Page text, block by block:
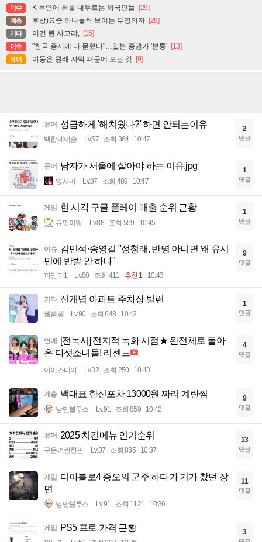
이슈 K 폭염에 혀를 내두르는 외국인들 [29]
계층 후방)요즘 하나둘씩 보이는 투명의자 [28]
기타 이건 뭔 사고랴; [15]
이슈 "한국 증시에 다 묻혔다"…일본 증권가 '분통' [13]
유머 야동은 원래 자막 때문에 보는 것 [9]
유머 성급하게 '해치웠나?' 하면 안되는이유
백합에이슬 Lv.57 조회 364 10:47
2
댓글
유머 남자가 서울에 살아야 하는 이유.jpg
옆사마 Lv.87 조회 489 10:47
1
댓글
게임 현 시각 구글 플레이 매출 순위 근황
큐땁이알 Lv.88 조회 559 10:45
1
댓글
이슈 김민석·송영길 "정청래, 반명 아니면 왜 유시
민에 반발 안 하나"
파인더1 Lv.80 조회 411 추천 1 10:43
9
댓글
기타 신개념 아파트 주차장 빌런
꿻뻵뗗 Lv.90 조회 648 10:43
1
댓글
연예 [전녹시] 전지적 녹화 시점★ 완전체로 돌아
온 다섯소녀들! 리센느
아이스티이 Lv.32 조회 250 10:43
4
댓글
계층 백대표 한신포차 13000원 짜리 계란찜
낭만블루스 Lv.91 조회 859 10:42
9
댓글
유머 2025 치킨메뉴 인기순위
구운겨란한판 Lv.37 조회 835 10:37
13
댓글
게임 디아블로4 증오의 군주 하다가 기가 찼던 장
면
낭만블루스 Lv.91 조회 1121 10:36
11
댓글
게임 PS5 프로 가격 근황 3